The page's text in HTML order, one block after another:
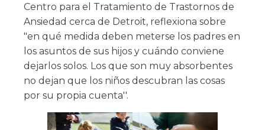
Centro para el Tratamiento de Trastornos de
Ansiedad cerca de Detroit, reflexiona sobre
"en qué medida deben meterse los padres en
los asuntos de sus hijos y cuándo conviene
dejarlos solos. Los que son muy absorbentes
no dejan que los niños descubran las cosas
por su propia cuenta''.